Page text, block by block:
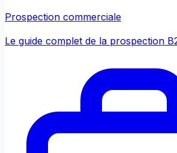
Prospection commerciale
Le guide complet de la prospection